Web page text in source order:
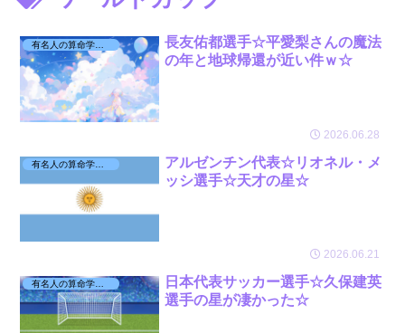
有名人の算命学日記☆
長友佑都選手☆平愛梨さんの魔法
の年と地球帰還が近い件ｗ☆
2026.06.28
有名人の算命学日記☆
アルゼンチン代表☆リオネル・メ
ッシ選手☆天才の星☆
2026.06.21
有名人の算命学日記☆
日本代表サッカー選手☆久保建英
選手の星が凄かった☆